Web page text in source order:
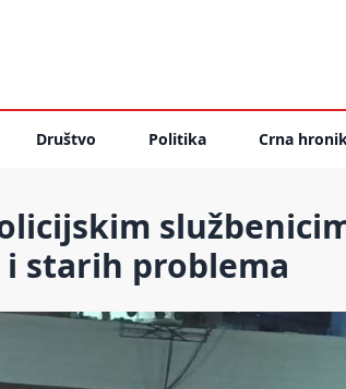
Društvo Politika Crna
starih problema